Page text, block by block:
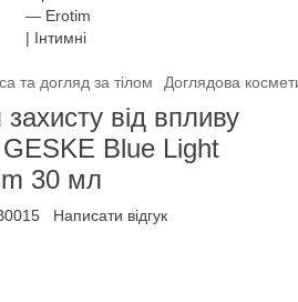
та догляд за тілом Доглядова
від впливу
GESKE Blue Light
30 мл
Написати відгук